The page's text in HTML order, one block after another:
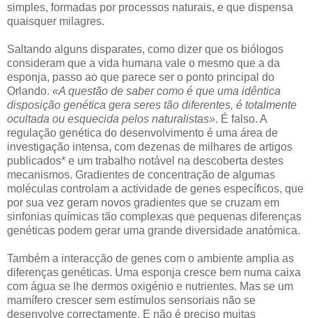
simples, formadas por processos naturais, e que dispensa
quaisquer milagres.
Saltando alguns disparates, como dizer que os biólogos
consideram que a vida humana vale o mesmo que a da
esponja, passo ao que parece ser o ponto principal do
Orlando. «A questão de saber como é que uma idêntica
disposição genética gera seres tão diferentes, é totalmente
ocultada ou esquecida pelos naturalistas». É falso. A
regulação genética do desenvolvimento é uma área de
investigação intensa, com dezenas de milhares de artigos
publicados* e um trabalho notável na descoberta destes
mecanismos. Gradientes de concentração de algumas
moléculas controlam a actividade de genes específicos, que
por sua vez geram novos gradientes que se cruzam em
sinfonias químicas tão complexas que pequenas diferenças
genéticas podem gerar uma grande diversidade anatómica.
Também a interacção de genes com o ambiente amplia as
diferenças genéticas. Uma esponja cresce bem numa caixa
com água se lhe dermos oxigénio e nutrientes. Mas se um
mamífero crescer sem estímulos sensoriais não se
desenvolve correctamente. E não é preciso muitas